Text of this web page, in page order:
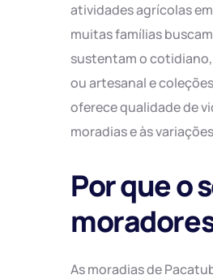
atividades agrícolas
muitas famílias
sustentam o
ou artesanal e
oferece qualidade de
moradias e às
Por que o
As moradias de